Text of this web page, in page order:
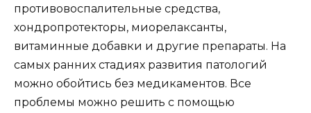
противовоспалительные средства,
хондропротекторы, миорелаксанты,
витаминные добавки и другие препараты. На
самых ранних стадиях развития патологий
можно обойтись без медикаментов. Все
проблемы можно решить с помощью